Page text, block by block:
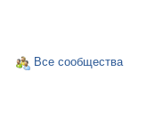
Все сообщества